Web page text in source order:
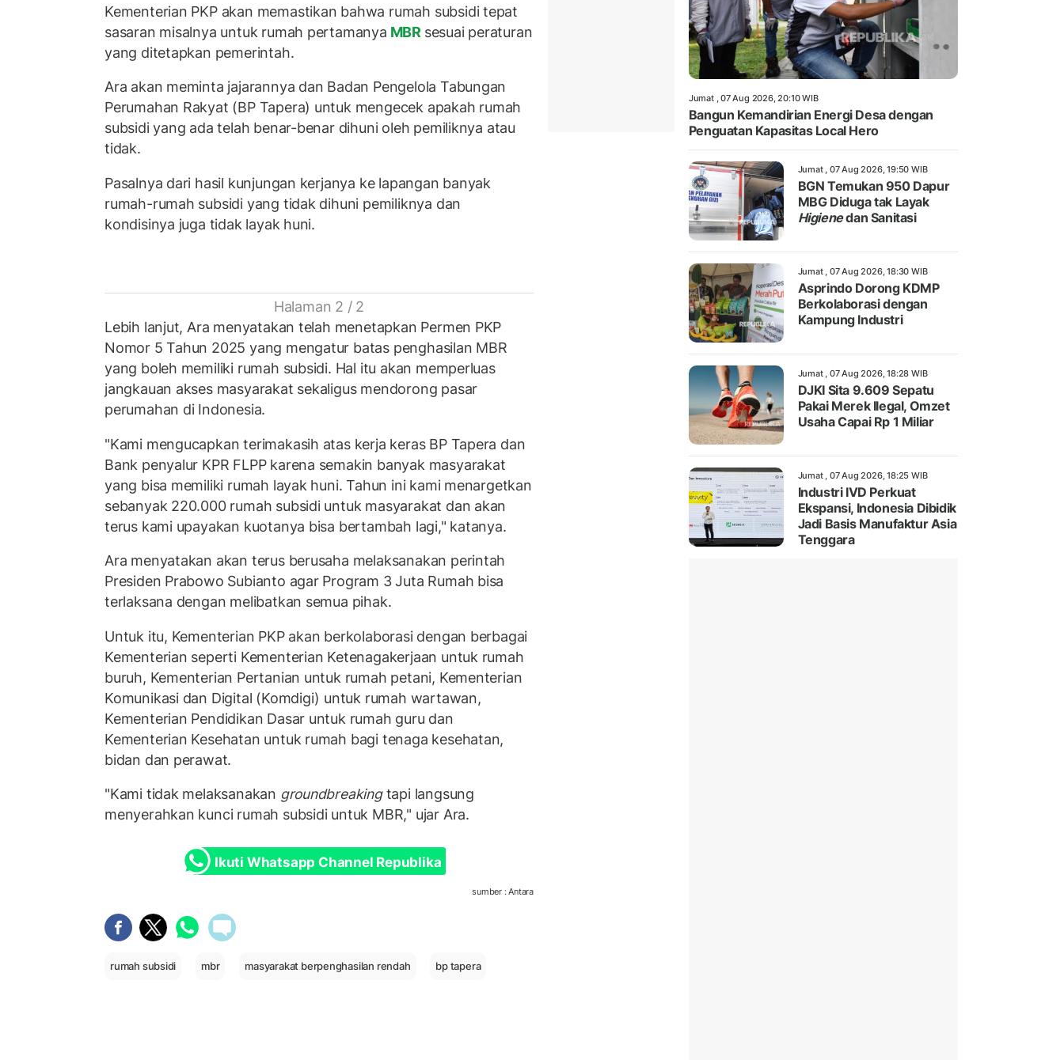
Kementerian PKP akan memastikan bahwa rumah subsidi tepat
sasaran misalnya untuk rumah pertamanya MBR sesuai peraturan
yang ditetapkan pemerintah.
Ara akan meminta jajarannya dan Badan Pengelola Tabungan
Perumahan Rakyat (BP Tapera) untuk mengecek apakah rumah
subsidi yang ada telah benar-benar dihuni oleh pemiliknya atau
tidak.
Pasalnya dari hasil kunjungan kerjanya ke lapangan banyak
rumah-rumah subsidi yang tidak dihuni pemiliknya dan
kondisinya juga tidak layak huni.
Halaman 2 / 2
Lebih lanjut, Ara menyatakan telah menetapkan Permen PKP
Nomor 5 Tahun 2025 yang mengatur batas penghasilan MBR
yang boleh memiliki rumah subsidi. Hal itu akan memperluas
jangkauan akses masyarakat sekaligus mendorong pasar
perumahan di Indonesia.
"Kami mengucapkan terimakasih atas kerja keras BP Tapera dan
Bank penyalur KPR FLPP karena semakin banyak masyarakat
yang bisa memiliki rumah layak huni. Tahun ini kami menargetkan
sebanyak 220.000 rumah subsidi untuk masyarakat dan akan
terus kami upayakan kuotanya bisa bertambah lagi," katanya.
Ara menyatakan akan terus berusaha melaksanakan perintah
Presiden Prabowo Subianto agar Program 3 Juta Rumah bisa
terlaksana dengan melibatkan semua pihak.
Untuk itu, Kementerian PKP akan berkolaborasi dengan berbagai
Kementerian seperti Kementerian Ketenagakerjaan untuk rumah
buruh, Kementerian Pertanian untuk rumah petani, Kementerian
Komunikasi dan Digital (Komdigi) untuk rumah wartawan,
Kementerian Pendidikan Dasar untuk rumah guru dan
Kementerian Kesehatan untuk rumah bagi tenaga kesehatan,
bidan dan perawat.
"Kami tidak melaksanakan groundbreakingtapi langsung
menyerahkan kunci rumah subsidi untuk MBR," ujar Ara.
Ikuti Whatsapp Channel Republika
sumber : Antara
rumah subsidi mbr masyarakat berpenghasilan rendah bp tapera
Jumat , 07 Aug 2026, 20:10 WIB
Bangun Kemandirian Energi Desa dengan
Penguatan Kapasitas Local Hero
Jumat , 07 Aug 2026, 19:50 WIB
BGN Temukan 950 Dapur
MBG Diduga tak Layak
Higienedan Sanitasi
Jumat , 07 Aug 2026, 18:30 WIB
Asprindo Dorong KDMP
Berkolaborasi dengan
Kampung Industri
Jumat , 07 Aug 2026, 18:28 WIB
DJKI Sita 9.609 Sepatu
Pakai Merek Ilegal, Omzet
Usaha Capai Rp 1 Miliar
Jumat , 07 Aug 2026, 18:25 WIB
Industri IVD Perkuat
Ekspansi, Indonesia Dibidik
Jadi Basis Manufaktur Asia
Tenggara